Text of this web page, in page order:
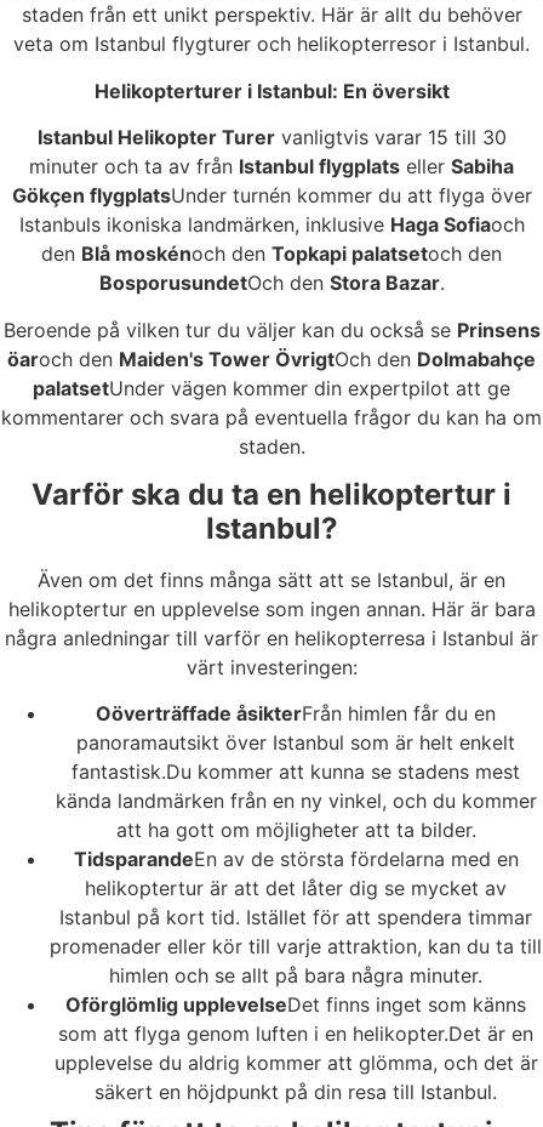
staden från ett unikt perspektiv. Här är allt du behöver
veta om Istanbul flygturer och helikopterresor i Istanbul.
Helikopterturer i Istanbul: En översikt
Istanbul Helikopter Turervanligtvis varar 15 till 30
minuter och ta av från Istanbul flygplats eller Sabiha
Gökçen flygplatsUnder turnén kommer du att flyga över
Istanbuls ikoniska landmärken, inklusive Haga Sofiaoch
den Blå moskénoch den Topkapi palatsetoch den
BosporusundetOch den Stora Bazar.
Beroende på vilken tur du väljer kan du också se Prinsens
öaroch den Maiden's Tower ÖvrigtOch den Dolmabahçe
palatsetUnder vägen kommer din expertpilot att ge
kommentarer och svara på eventuella frågor du kan ha om
staden.
Varför ska du ta en helikoptertur i
Istanbul?
Även om det finns många sätt att se Istanbul, är en
helikoptertur en upplevelse som ingen annan. Här är bara
några anledningar till varför en helikopterresa i Istanbul är
värt investeringen:
Oöverträffade åsikterFrån himlen får du en
panoramautsikt över Istanbul som är helt enkelt
fantastisk.Du kommer att kunna se stadens mest
kända landmärken från en ny vinkel, och du kommer
att ha gott om möjligheter att ta bilder.
TidsparandeEn av de största fördelarna med en
helikoptertur är att det låter dig se mycket av
Istanbul på kort tid. Istället för att spendera timmar
promenader eller kör till varje attraktion, kan du ta till
himlen och se allt på bara några minuter.
Oförglömlig upplevelseDet finns inget som känns
som att flyga genom luften i en helikopter.Det är en
upplevelse du aldrig kommer att glömma, och det är
säkert en höjdpunkt på din resa till Istanbul.